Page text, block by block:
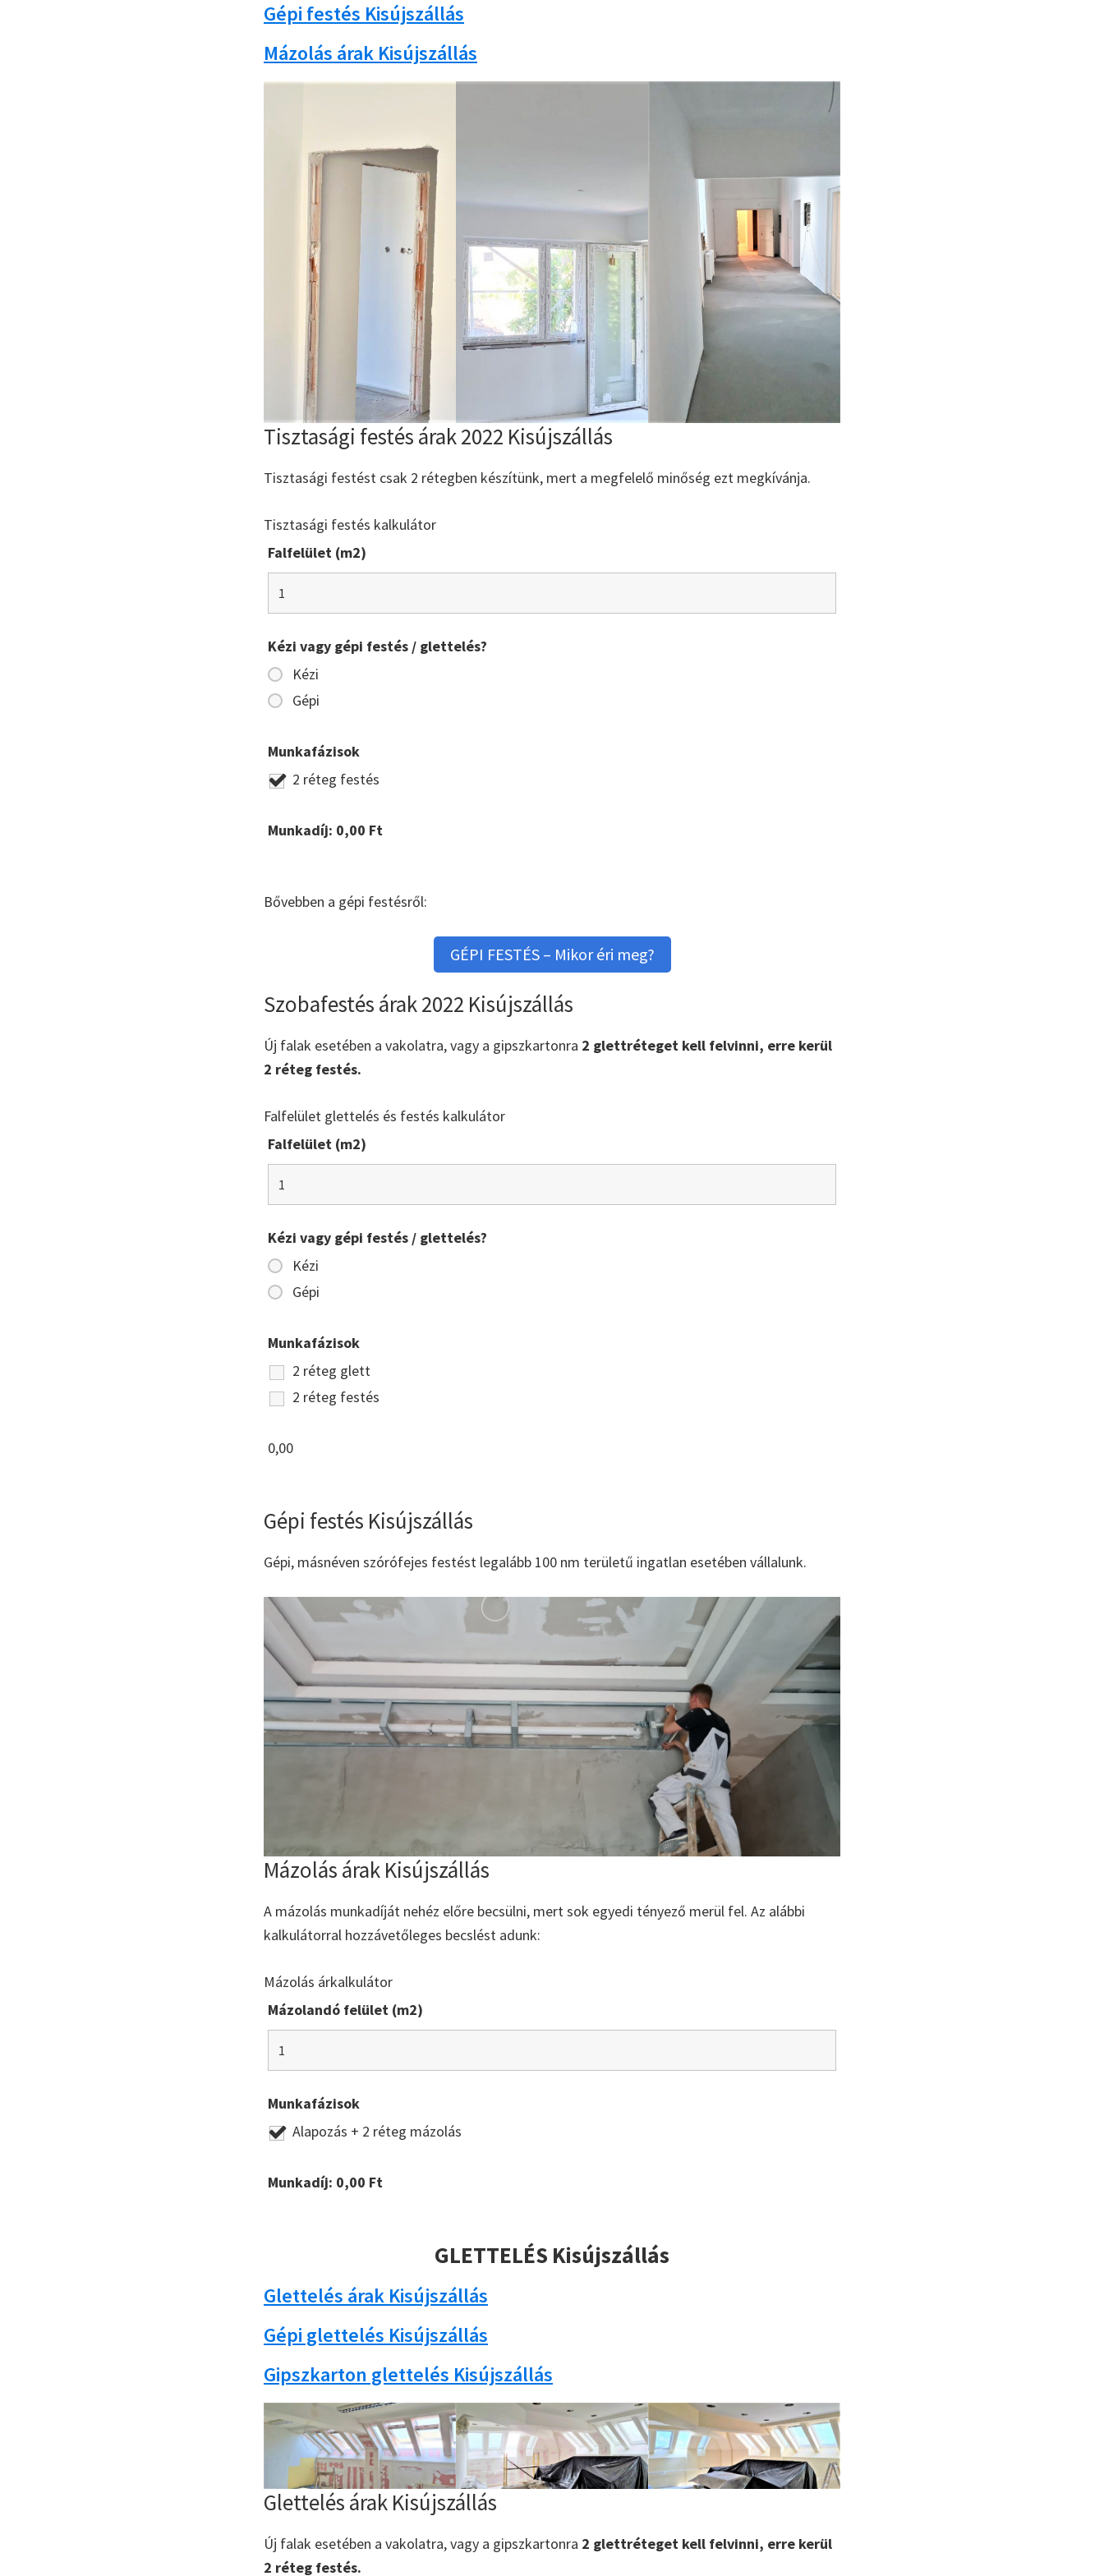
Gépi festés Kisújszállás
Mázolás árak Kisújszállás
Tisztasági festés árak 2022 Kisújszállás
Tisztasági festést csak 2 rétegben készítünk, mert a megfelelő minőség ezt megkívánja.
Tisztasági festés kalkulátor
Falfelület (m2)
Kézi vagy gépi festés / glettelés?
Kézi
Gépi
Munkafázisok
2 réteg festés
Munkadíj: 0,00 Ft
Bővebben a gépi festésről:
GÉPI FESTÉS – Mikor éri meg?
Szobafestés árak 2022 Kisújszállás
Új falak esetében a vakolatra, vagy a gipszkartonra 2 glettréteget kell felvinni, erre kerül
2 réteg festés.
Falfelület glettelés és festés kalkulátor
Falfelület (m2)
Kézi vagy gépi festés / glettelés?
Kézi
Gépi
Munkafázisok
2 réteg glett
2 réteg festés
0,00
Gépi festés Kisújszállás
Gépi, másnéven szórófejes festést legalább 100 nm területű ingatlan esetében vállalunk.
Mázolás árak Kisújszállás
A mázolás munkadíját nehéz előre becsülni, mert sok egyedi tényező merül fel. Az alábbi
kalkulátorral hozzávetőleges becslést adunk:
Mázolás árkalkulátor
Mázolandó felület (m2)
Munkafázisok
Alapozás + 2 réteg mázolás
Munkadíj: 0,00 Ft
GLETTELÉS Kisújszállás
Glettelés árak Kisújszállás
Gépi glettelés Kisújszállás
Gipszkarton glettelés Kisújszállás
Glettelés árak Kisújszállás
Új falak esetében a vakolatra, vagy a gipszkartonra 2 glettréteget kell felvinni, erre kerül
2 réteg festés.